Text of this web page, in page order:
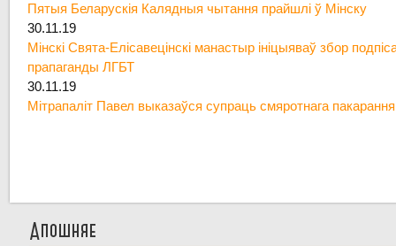
Пятыя Беларускія Калядныя чытання прайшлі ў Мінску
30.11.19
Мінскі Свята-Елісавецінскі манастыр ініцыяваў збор
прапаганды ЛГБТ
30.11.19
Мітрапаліт Павел выказаўся супраць смяротнага пакарання
Апошняе